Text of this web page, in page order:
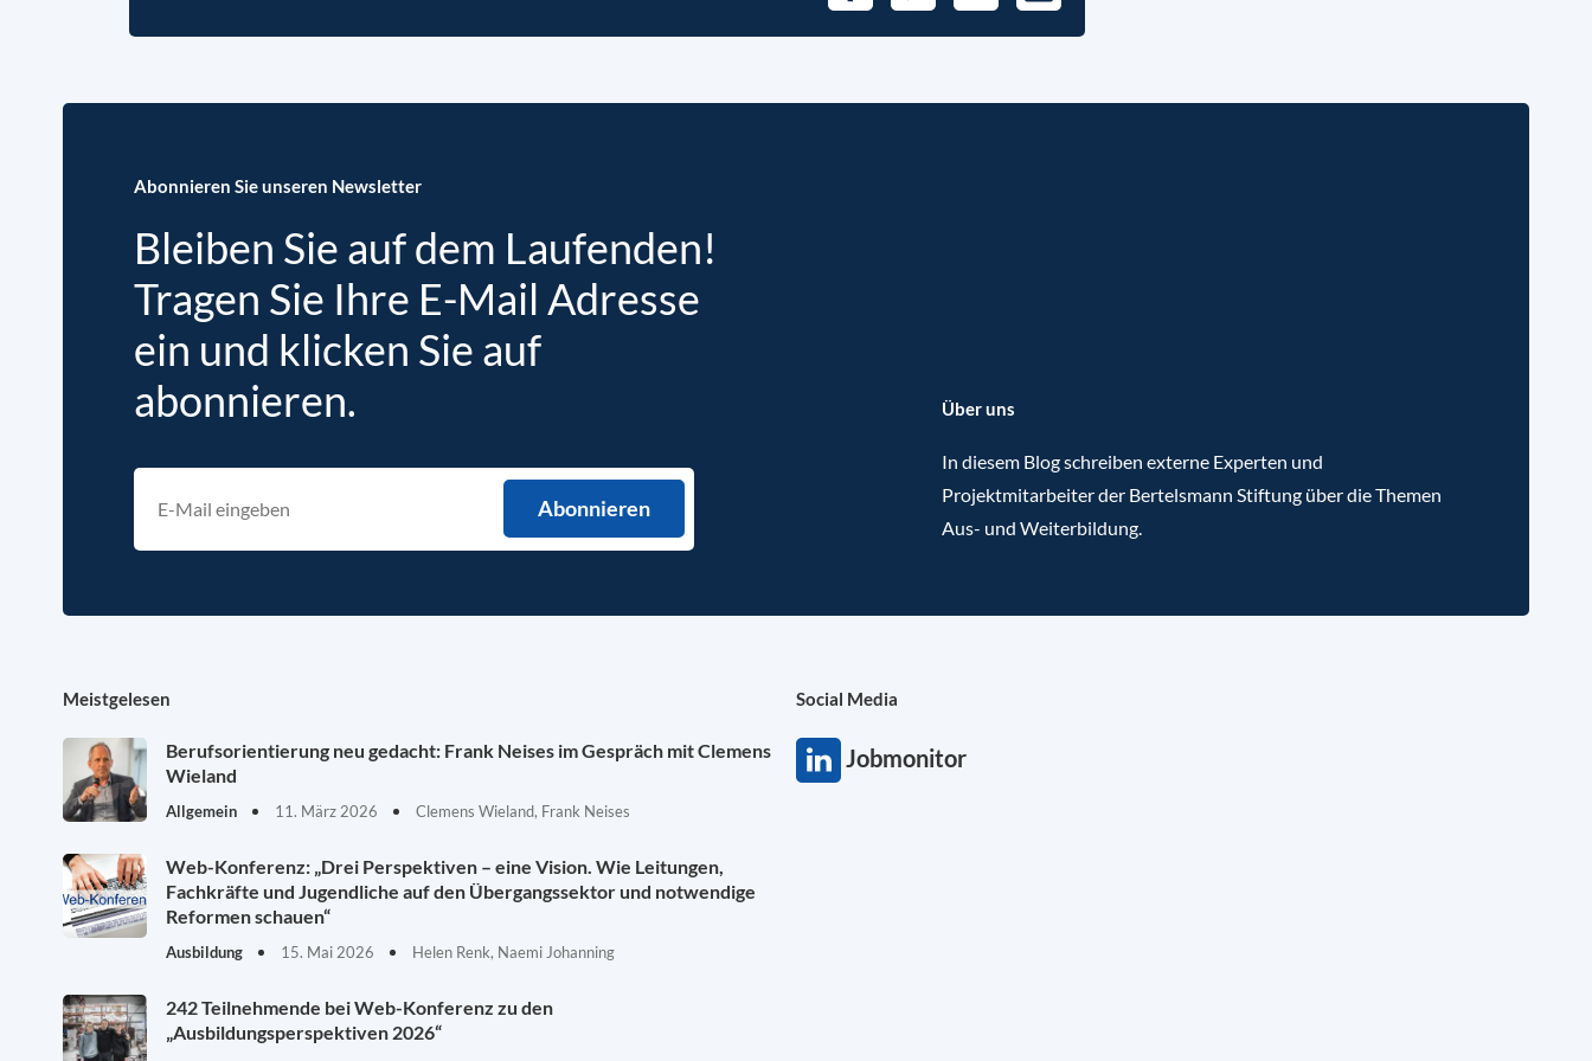
Abonnieren Sie unseren Newsletter
Bleiben Sie auf dem Laufenden!
Tragen Sie Ihre E-Mail Adresse
ein und klicken Sie auf
abonnieren.
Über uns
In diesem Blog schreiben externe Experten und
Projektmitarbeiter der Bertelsmann Stiftung über die Themen
Aus- und Weiterbildung.
Meistgelesen
Berufsorientierung neu gedacht: Frank Neises im Gespräch mit Clemens
Wieland
Allgemein 11. März 2026 Clemens Wieland, Frank Neises
Web-Konferenz: „Drei Perspektiven – eine Vision. Wie Leitungen,
Fachkräfte und Jugendliche auf den Übergangssektor und notwendige
Reformen schauen“
Ausbildung 15. Mai 2026 Helen Renk, Naemi Johanning
242 Teilnehmende bei Web-Konferenz zu den
„Ausbildungsperspektiven 2026“
Social Media
Jobmonitor